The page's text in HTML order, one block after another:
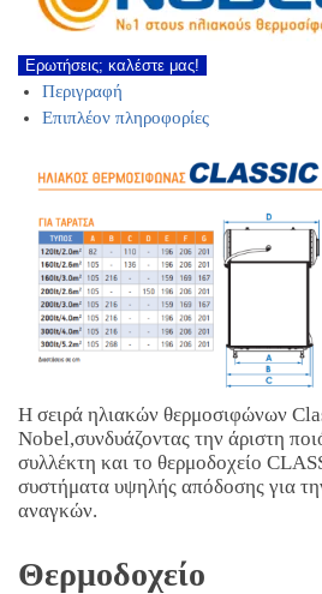
Ερωτήσεις; καλέστε μας!
Περιγραφή
Επιπλέον πληροφορίες
Η σειρά ηλιακών θερμοσιφώνων
Nobel,συνδυάζοντας την άριστη
συλλέκτη και το θερμοδοχείο
συστήματα υψηλής απόδοσης για
αναγκών.
Θερμοδοχείο